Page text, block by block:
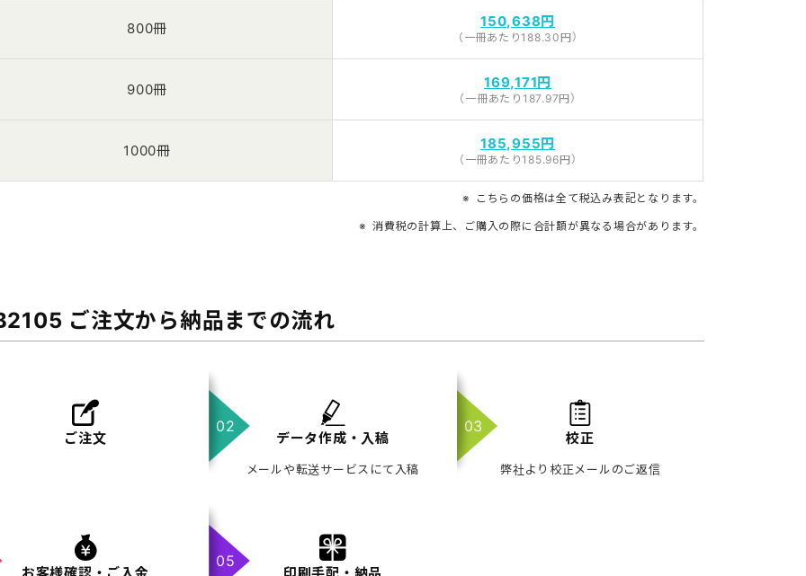
800冊 150,638円
（一冊あたり188.30円）
900冊 169,171円
（一冊あたり187.97円）
1000冊 185,955円
（一冊あたり185.96円）
こちらの価格は全て税込み表記となります。
消費税の計算上、ご購入の際に合計額が異なる場合があります。
ご注文から納品までの流れ
ご注文 データ作成・入稿
メールや転送サービスにて入稿
校正
弊社より校正メールのご返信